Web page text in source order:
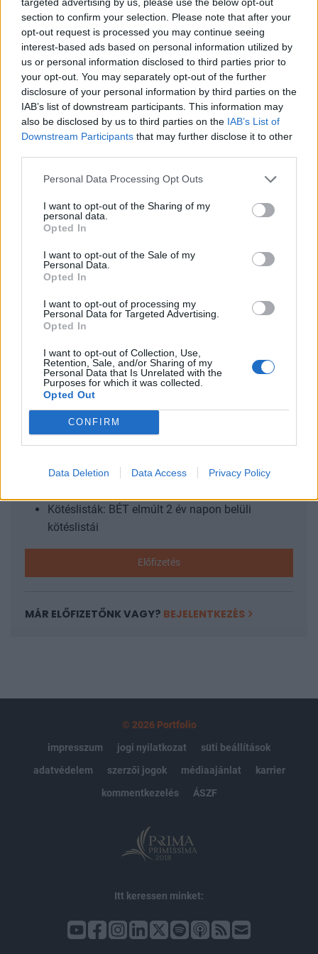
section to confirm your selection. Please note that after your
opt-out request is processed you may continue seeing
interest-based ads based on personal information utilized by
us or personal information disclosed to third parties prior to
your opt-out. You may separately opt-out of the further
disclosure of your personal information by third parties on the
IAB’s list of downstream participants. This information may
also be disclosed by us to third parties on the IAB’s List of
Downstream Participants that may further disclose it to other
Personal Data Processing Opt Outs
I want to opt-out of the Sharing of my
personal data.
Opted In
I want to opt-out of the Sale of my
Personal Data.
Opted In
I want to opt-out of processing my
Personal Data for Targeted Advertising.
Opted In
I want to opt-out of Collection, Use,
Retention, Sale, and/or Sharing of my
Personal Data that Is Unrelated with the
Purposes for which it was collected.
Opted Out
CONFIRM
Data Deletion Data Access Privacy Policy
támadást. Halífa Haftár líbiai hadúr zsoldosokat
ígért Oroszországnak. Egy orosz bíróság
elrendelte, hogy a Meta azonnal állítsa le a
Facebook és az Instagram tevékenységét
Oroszországban, "szélsőséges tevékenységre"
hivatkozva. Oroszország közölte az amerikai
nagykövettel, hogy a kapcsolatok
dicsérte, miközben más nyugati országokat
kritizált. A legfontosabb tudnivalók az elmúlt órák
történéseivel kapcsolatban ezen a linken
2022. március 22. 07:55 Megosztás Folyamatosan frissülő
orosz-ukrán háborúval kapcsolatos legfrissebb hírekről,
eseményekről, az aktuális helyzetet friss elemzéseinkben
KEDVES OLVASÓNK!
A keresett cikk a portfolio.hu hírarchívumához
tartozik, melynek olvasása előfizetéses
regisztrációhoz kötött.
Az előfizetés a következőket tartalmazza:
Kötéslisták: BÉT elmúlt 2 év napon belüli
kötéslistái
Előfizetés
MÁR ELŐFIZETŐNK VAGY? BEJELENTKEZÉS
© 2026 Portfolio
impresszum
jogi nyilatkozat
süti beállítások
adatvédelem
szerzői jogok médiaajánlat
karrier
kommentkezelés
ÁSZF
Itt keressen minket: